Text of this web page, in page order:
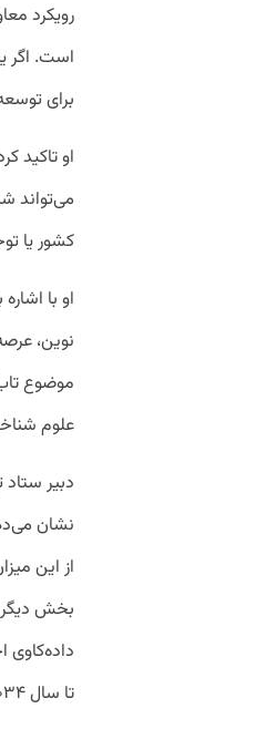
رویکرد
است. اگر
برای
او تاکید
می‌تواند
کشور یا
او با
نوین،
موضوع
علوم
دبیر
بخش
داده‌کاوی
تا سال ۲۰۳۴ به حدود ۶۰۰ میلیون دلار برسد و حداقل چهار برابر شود.»